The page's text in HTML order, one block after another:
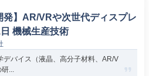
発】AR/VRや次世代ディスプレ
機械生産技術
デバイス（液晶、高分子材料、AR/V
...